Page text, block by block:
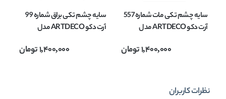
سایه چشم تکی مات شماره 557
آرت دکو ARTDECO مدل
1,400,000تومان
سایه چشم تکی براق شماره 99
آرت دکو ARTDECO مدل
1,400,000تومان
نظرات کاربران